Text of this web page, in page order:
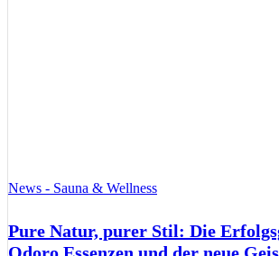
News - Sauna & Wellness
Pure Natur, purer Stil: Die